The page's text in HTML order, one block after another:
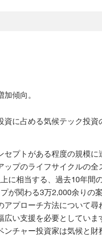
傾向。
資に占める気候テック投資
プトがある程度の規模に
プのライフサイクルの全
に相当する、過去10年間
が関わる3万2,000余りの
プローチ方法について尋
い支援を必要としていま
チャー投資家は気候と財